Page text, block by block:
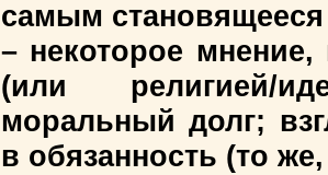
самым
– некоторое
(или религией/
моральный долг;
в обязанность (то